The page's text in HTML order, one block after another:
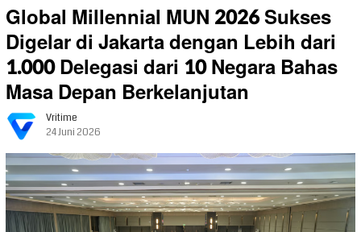
Global Millennial MUN 2026 Sukses
Digelar di Jakarta dengan Lebih dari
1.000 Delegasi dari 10 Negara Bahas
Masa Depan Berkelanjutan
Vritime
24 Juni 2026